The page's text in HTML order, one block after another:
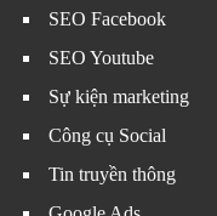
SEO Facebook
SEO Youtube
Sự kiện marketing
Công cụ Social
Tin truyền thông